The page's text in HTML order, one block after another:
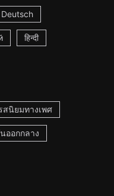
Deutsch
हिन्दी
สนิยมทางเพศ
ออกกลาง